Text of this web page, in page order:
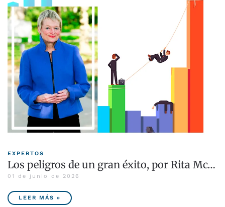
EXPERTOS
Los peligros de un gran éxito, por Rita Mc…
01 de junio de 2026
LEER MÁS »